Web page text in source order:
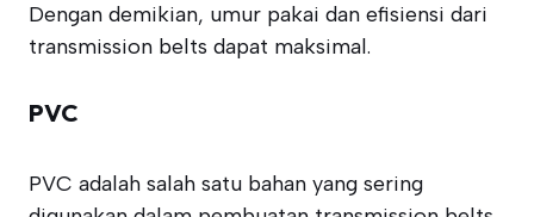
Dengan demikian, umur pakai dan efisiensi dari
transmission belts dapat maksimal.
PVC
PVC adalah salah satu bahan yang sering